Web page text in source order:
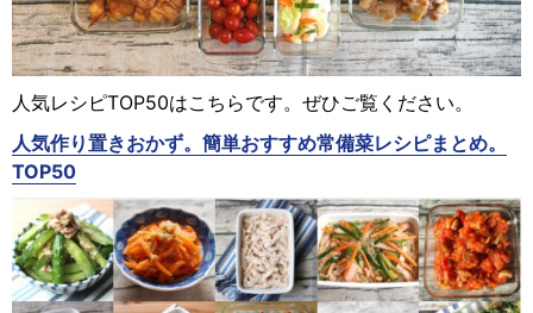
人気レシピTOP50はこちらです。ぜひご覧ください。
人気作り置きおかず。簡単おすすめ常備菜レシピまとめ。
TOP50